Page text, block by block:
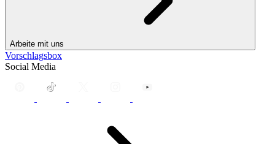
Arbeite mit uns
Vorschlagsbox
Social Media